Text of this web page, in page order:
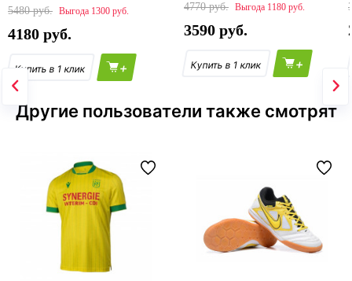
5480
1300
4180
+
4770
1180
3590
+
Другие пользователи также смотрят